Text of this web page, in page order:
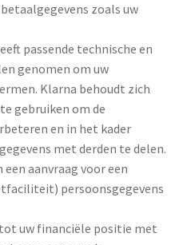
zoals uw
passende technische en
genomen om uw
Klarna behoudt zich
gebruiken om de
en in het kader
met derden te delen.
aanvraag voor een
persoonsgegevens
uw financiële positie met